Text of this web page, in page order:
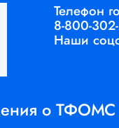
о ТФОМС
Телефон
8-800-
Наши